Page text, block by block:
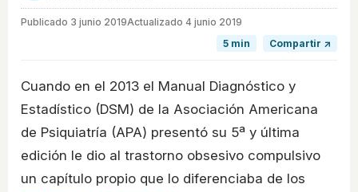
Publicado 3 junio 2019Actualizado 4 junio 2019
5 min
Compartir ↗
Cuando en el 2013 el Manual Diagnóstico y
Estadístico (DSM) de la Asociación Americana
de Psiquiatría (APA) presentó su 5ª y última
edición le dio al trastorno obsesivo compulsivo
un capítulo propio que lo diferenciaba de los